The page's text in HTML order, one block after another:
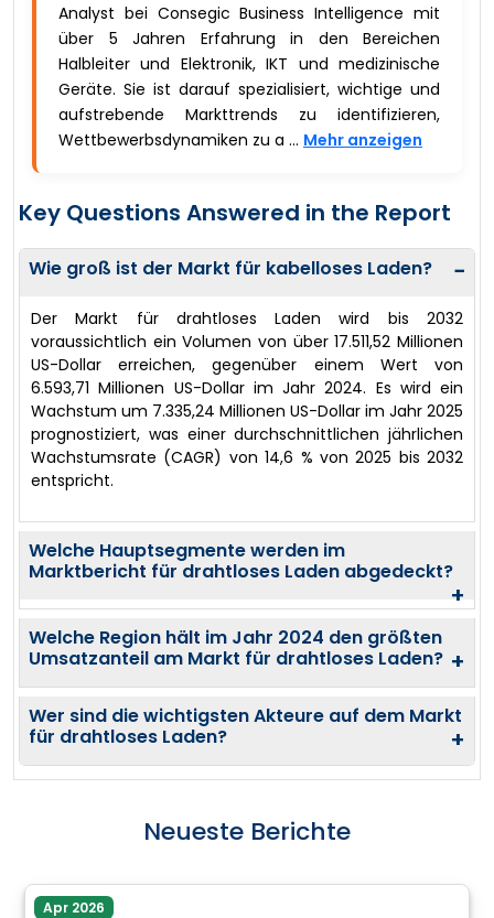
Analyst bei Consegic Business Intelligence mit
über 5 Jahren Erfahrung in den Bereichen
Halbleiter und Elektronik, IKT und medizinische
Geräte. Sie ist darauf spezialisiert, wichtige und
aufstrebende Markttrends zu identifizieren,
Wettbewerbsdynamiken zu a ... Mehr anzeigen
Key Questions Answered in the Report
Wie groß ist der Markt für kabelloses Laden? −
Der Markt für drahtloses Laden wird bis 2032
voraussichtlich ein Volumen von über 17.511,52 Millionen
US-Dollar erreichen, gegenüber einem Wert von
6.593,71 Millionen US-Dollar im Jahr 2024. Es wird ein
Wachstum um 7.335,24 Millionen US-Dollar im Jahr 2025
prognostiziert, was einer durchschnittlichen jährlichen
Wachstumsrate (CAGR) von 14,6 % von 2025 bis 2032
entspricht.
Welche Hauptsegmente werden im
Marktbericht für drahtloses Laden abgedeckt?
+
Welche Region hält im Jahr 2024 den größten
Umsatzanteil am Markt für drahtloses Laden? +
Wer sind die wichtigsten Akteure auf dem Markt
für drahtloses Laden?
+
Neueste Berichte
Apr 2026